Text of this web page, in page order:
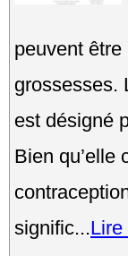
peuvent
grossesses.
est désigné
Bien qu’elle
signific...Lire